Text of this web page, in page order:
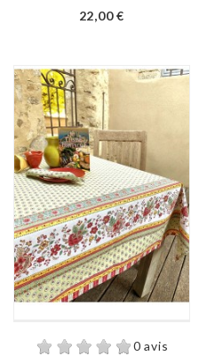
22,00 €
0 avis